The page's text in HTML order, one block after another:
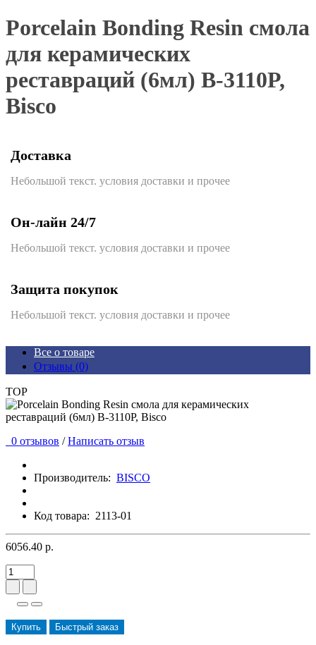
Porcelain Bonding Resin смола
для керамических
реставраций (6мл) B-3110P,
Bisco
Доставка
Небольшой текст. условия доставки и прочее
Он-лайн 24/7
Небольшой текст. условия доставки и прочее
Защита покупок
Небольшой текст. условия доставки и прочее
Все о товаре
Отзывы (0)
TOP
0 отзывов / Написать отзыв
Производитель: BISCO
Код товара: 2113-01
6056.40 р.
Купить Быстрый заказ